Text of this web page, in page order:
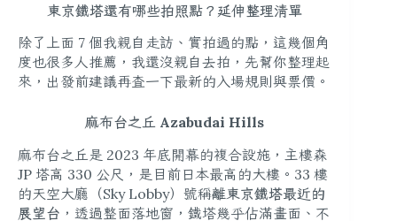
東京鐵塔還有哪些拍照點？延伸整理清單
除了上面 7 個我親自走訪、實拍過的點，這幾個角
度也很多人推薦，我還沒親自去拍，先幫你整理起
來，出發前建議再查一下最新的入場規則與票價。
麻布台之丘 Azabudai Hills
麻布台之丘是 2023 年底開幕的複合設施，主樓森
JP 塔高 330 公尺，是目前日本最高的大樓。33 樓
的天空大廳（Sky Lobby）號稱離東京鐵塔最近的
展望台 ，透過整面落地窗，鐵塔幾乎佔滿畫面、不